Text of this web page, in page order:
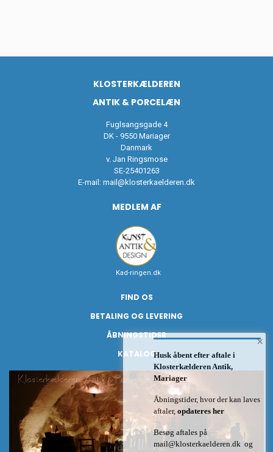
KLOSTERKÆLDEREN
ANTIK & PORCELÆN
Fuglsangsgade 4
DK - 9550 Mariager
Danmark
v. Jan Ringsmose
SE-25401263
E-mail: mail@klosterkaelderen.dk
MEDLEM AF
Kad-ringen.dk
FIND OS
BETALING OG LEVERING
ÅBNINGSTIDER
KATALOG
×
Husk åbent efter aftale i
Klosterkælderen Antik,
Mariager
Åbningstider, hvor der kan laves
aftaler, opdateres her
Besøg aftales på
mail@klosterkaelderen.dk og